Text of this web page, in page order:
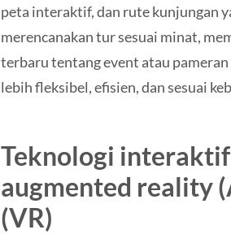
peta interaktif, dan rute kunjungan
merencanakan tur sesuai minat,
terbaru tentang event atau
lebih fleksibel, efisien, dan sesuai
Teknologi
augmented reality
(VR)